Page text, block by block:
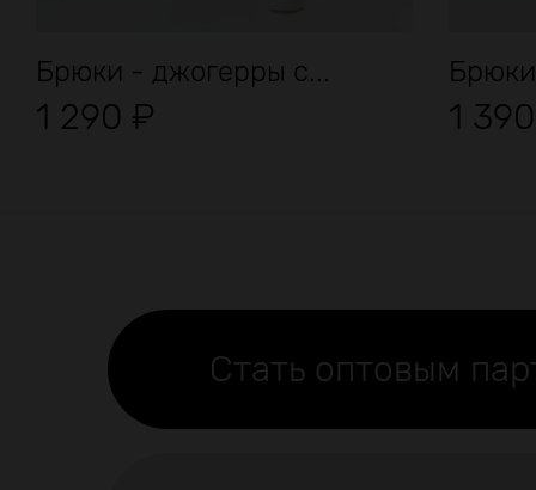
Брюки - джогерры с...
1 290 ₽ 1
Стать оптовым